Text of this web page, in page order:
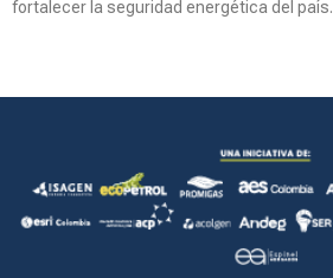
fortalecer la seguridad energética del país.